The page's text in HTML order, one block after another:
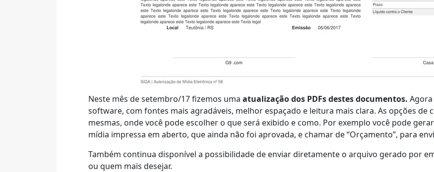
Neste mês de setembro/17 fizemos uma atualização dos PDFs destes documentos.
software, com fontes mais agradáveis, melhor espaçado e leitura mais clara. As opções de
mesmas, onde você pode escolher o que será exibido e como. Por exemplo você pode
mídia impressa em aberto, que ainda não foi aprovada, e chamar de “Orçamento”, para
Também continua disponível a possibilidade de enviar diretamente o arquivo gerado por
ou quem mais desejar.